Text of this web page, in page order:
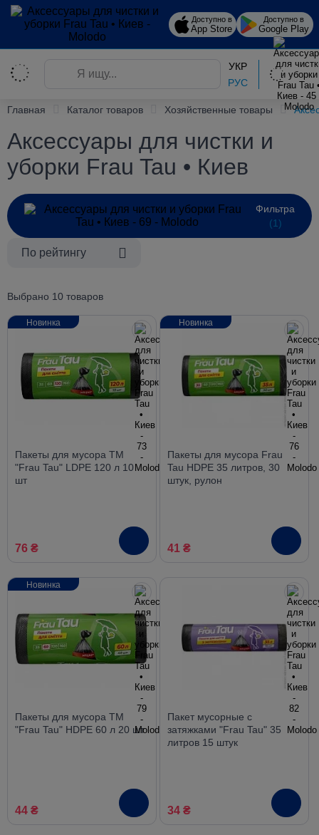
Доступно в
App Store
Доступно в
Google Play
УКР
РУС
Главная Каталог товаров Хозяйственные товары
Аксессуары для чистки и
уборки Frau Tau • Киев
Фильтра
(1)
По рейтингу
Выбрано 10 товаров
Пакеты для мусора ТМ
"Frau Tau" LDPE 120 л 10
шт
76 ₴
Новинка
Пакеты для мусора Frau
Tau HDPE 35 литров, 30
штук, рулон
41 ₴
Новинка
Пакеты для мусора ТМ
"Frau Tau" HDPE 60 л 20 шт
44 ₴
Новинка
Пакет мусорные с
затяжками "Frau Tau" 35
литров 15 штук
34 ₴